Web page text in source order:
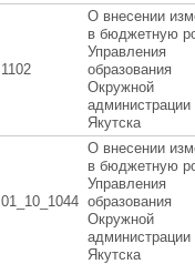
1102
О внесении
в бюджетную
Управления
образования
Окружной
администрации
Якутска
01_10_1044
О внесении
в бюджетную
Управления
образования
Окружной
администрации
Якутска